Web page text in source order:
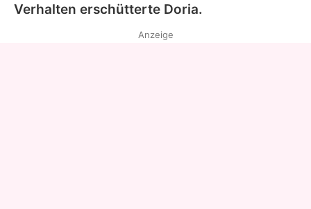
Verhalten erschütterte Doria.
Anzeige